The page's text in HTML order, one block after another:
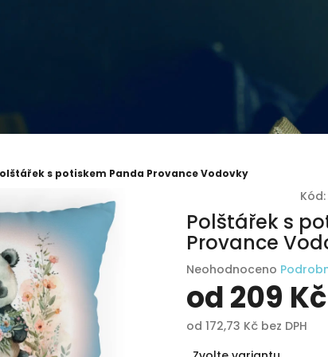
s potiskem Panda Provance Vodovky
Kód:
Polštářek s
Provance
Průměrné
hodnocení
produktu
0,0
Neohodnoceno
od209 Kč
od 172,73 Kč bez DPH